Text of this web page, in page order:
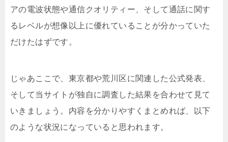
アの電波状態や通信クオリティー、そして通話に関す
るレベルが想像以上に優れていることが分かっていた
だけたはずです。
じゃあここで、東京都や荒川区に関連した公式発表、
そして当サイトが独自に調査した結果を合わせて見て
いきましょう。内容を分かりやすくまとめれば、以下
のような状況になっていると思われます。